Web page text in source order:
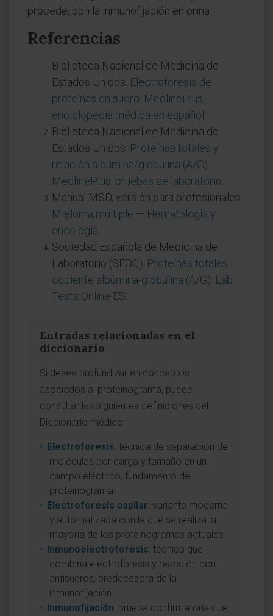
procede, con la inmunofijación en orina.
Referencias
Biblioteca Nacional de Medicina de
Estados Unidos. Electroforesis de
proteínas en suero. MedlinePlus,
enciclopedia médica en español
Biblioteca Nacional de Medicina de
Estados Unidos. Proteínas totales y
relación albúmina/globulina (A/G).
MedlinePlus, pruebas de laboratorio
Manual MSD, versión para profesionales.
Mieloma múltiple — Hematología y
oncología
Sociedad Española de Medicina de
Laboratorio (SEQC). Proteínas totales,
cociente albúmina-globulina (A/G). Lab
Tests Online ES
Entradas relacionadas en el
diccionario
Si desea profundizar en conceptos
asociados al proteinograma, puede
consultar las siguientes definiciones del
Diccionario médico:
Electroforesis: técnica de separación de
moléculas por carga y tamaño en un
campo eléctrico, fundamento del
proteinograma.
Electroforesis capilar: variante moderna
y automatizada con la que se realiza la
mayoría de los proteinogramas actuales.
Inmunoelectroforesis: técnica que
combina electroforesis y reacción con
antisueros, predecesora de la
inmunofijación.
Inmunofijación: prueba confirmatoria que